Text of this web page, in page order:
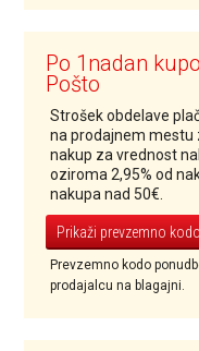
Po 1nadan
Pošto
Strošek obdelave
na prodajnem mestu
nakup za vrednost
oziroma 2,95% od
nakupa nad 50€.
Prikaži prevzemno kodo
Prevzemno kodo
prodajalcu na blagajni.